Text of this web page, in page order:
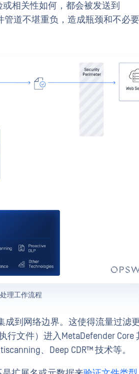
相关性如何，都会被发送到
管道不堪重负，造成瓶颈和不必
理工作流程
成到网络边界。这使得流量过滤
文件）进入MetaDefender Core
、Deep CDR™ 技术等。